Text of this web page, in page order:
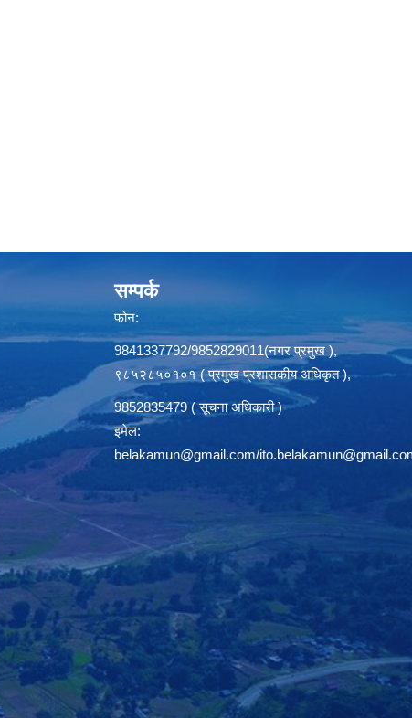
सम्पर्क
फोन:
9841337792/9852829011(नगर प्रमुख ),
९८५२८५०१०१ ( प्रमुख प्रशासकीय अधिकृत ),
9852835479 ( सूचना अधिकारी )
इमेल:
belakamun@gmail.com/